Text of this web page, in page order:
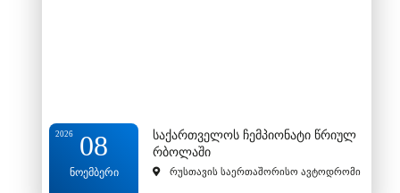
08
ნოემბერი
2026
საქართველოს ჩემპიონატი წრიულ
რბოლაში
რუსთავის საერთაშორისო ავტოდრომი